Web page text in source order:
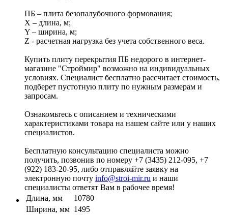
ПБ – плита безопалубочного формования;
X – длина, м;
Y – ширина, м;
Z - расчетная нагрузка без учета собственного веса.
Купить плиту перекрытия ПБ недорого в интернет-
магазине "Строймир" возможно на индивидуальных
условиях. Специалист бесплатно рассчитает стоимость,
подберет пустотную плиту по нужным размерам и
запросам.
Ознакомьтесь с описанием и техническими
характеристиками товара на нашем сайте или у наших
специалистов.
Бесплатную консультацию специалиста можно
получить, позвонив по номеру +7 (3435) 212-095, +7
(922) 183-20-95, либо отправляйте заявку на
электронную почту info@stroi-mir.ru и наши
специалисты ответят Вам в рабочее время!
Длина, мм
10780
Ширина, мм 1495